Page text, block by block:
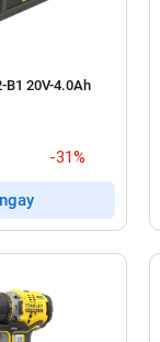
B1 20V-4.0Ah
-31%